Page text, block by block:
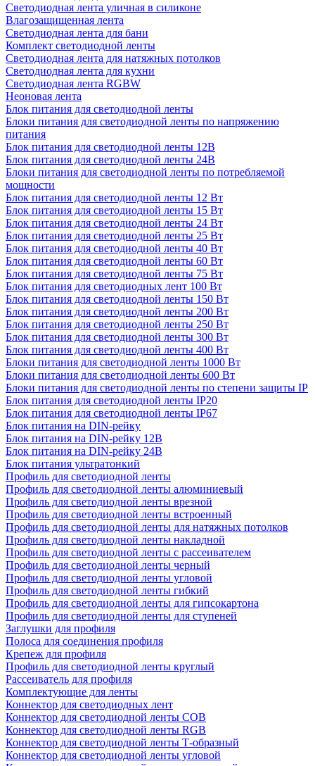
Светодиодная лента уличная в силиконе
Влагозащищенная лента
Светодиодная лента для бани
Комплект светодиодной ленты
Светодиодная лента для натяжных потолков
Светодиодная лента для кухни
Светодиодная лента RGBW
Неоновая лента
Блок питания для светодиодной ленты
Блоки питания для светодиодной ленты по напряжению
питания
Блок питания для светодиодной ленты 12В
Блок питания для светодиодной ленты 24В
Блоки питания для светодиодной ленты по потребляемой
мощности
Блок питания для светодиодной ленты 12 Вт
Блок питания для светодиодной ленты 15 Вт
Блок питания для светодиодной ленты 24 Вт
Блок питания для светодиодной ленты 25 Вт
Блок питания для светодиодной ленты 40 Вт
Блок питания для светодиодной ленты 60 Вт
Блок питания для светодиодной ленты 75 Вт
Блок питания для светодиодных лент 100 Вт
Блок питания для светодиодной ленты 150 Вт
Блок питания для светодиодной ленты 200 Вт
Блок питания для светодиодной ленты 250 Вт
Блок питания для светодиодной ленты 300 Вт
Блок питания для светодиодной ленты 400 Вт
Блоки питания для светодиодной ленты 1000 Вт
Блоки питания для светодиодной ленты 600 Вт
Блоки питания для светодиодной ленты по степени защиты IP
Блок питания для светодиодной ленты IP20
Блок питания для светодиодной ленты IP67
Блок питания на DIN-рейку
Блок питания на DIN-рейку 12В
Блок питания на DIN-рейку 24В
Блок питания ультратонкий
Профиль для светодиодной ленты
Профиль для светодиодной ленты алюминиевый
Профиль для светодиодной ленты врезной
Профиль для светодиодной ленты встроенный
Профиль для светодиодной ленты для натяжных потолков
Профиль для светодиодной ленты накладной
Профиль для светодиодной ленты с рассеивателем
Профиль для светодиодной ленты черный
Профиль для светодиодной ленты угловой
Профиль для светодиодной ленты гибкий
Профиль для светодиодной ленты для гипсокартона
Профиль для светодиодной ленты для ступеней
Заглушки для профиля
Полоса для соединения профиля
Крепеж для профиля
Профиль для светодиодной ленты круглый
Рассеиватель для профиля
Комплектующие для ленты
Коннектор для светодиодных лент
Коннектор для светодиодной ленты COB
Коннектор для светодиодной ленты RGB
Коннектор для светодиодной ленты Т-образный
Коннектор для светодиодной ленты угловой